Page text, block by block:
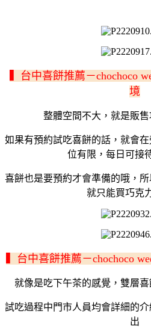
▍台中喜餅推薦－chochoco
境
整體空間不大，就是販
如果有預約試吃喜餅的話，就會
位有限，每日可接
喜餅也是要預約才會準備的哦，
就只能買巧克
▍台中喜餅推薦－chochoco
就像是吃下午茶的感覺，雙層
試吃過程中門市人員均會詳細的
出